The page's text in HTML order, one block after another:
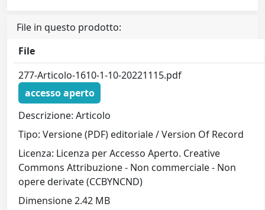
File in questo prodotto:
File
277-Articolo-1610-1-10-20221115.pdf
accesso aperto
Descrizione: Articolo
Tipo: Versione (PDF) editoriale / Version Of Record
Licenza: Licenza per Accesso Aperto. Creative
Commons Attribuzione - Non commerciale - Non
opere derivate (CCBYNCND)
Dimensione 2.42 MB